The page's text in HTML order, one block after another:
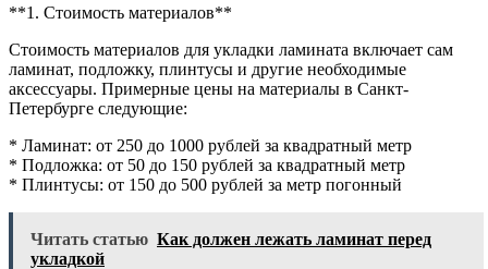
**1. Стоимость материалов**
Стоимость материалов для укладки ламината включает сам
ламинат, подложку, плинтусы и другие необходимые
аксессуары. Примерные цены на материалы в Санкт-
Петербурге следующие:
* Ламинат: от 250 до 1000 рублей за квадратный метр
* Подложка: от 50 до 150 рублей за квадратный метр
* Плинтусы: от 150 до 500 рублей за метр погонный
Читать статью Как должен лежать ламинат перед
укладкой